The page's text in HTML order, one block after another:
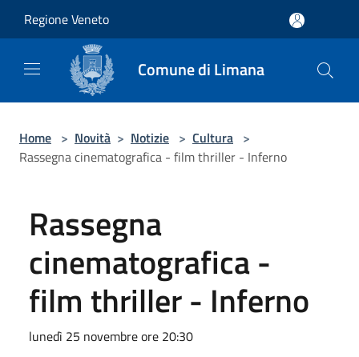
Regione Veneto
Comune di Limana
Home > Novità > Notizie > Cultura >
Rassegna cinematografica - film thriller - Inferno
Rassegna
cinematografica -
film thriller - Inferno
lunedì 25 novembre ore 20:30